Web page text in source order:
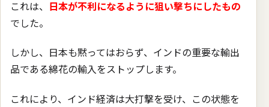
これは、 日本が不利になるように狙い撃ちにしたもの
でした。
しかし、日本も黙ってはおらず、インドの重要な輸出
品である綿花の輸入をストップします。
これにより、インド経済は大打撃を受け、この状態を